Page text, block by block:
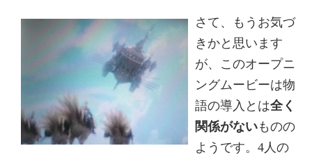
さて、もうお気づ
きかと思います
が、このオープニ
ングムービーは物
語の導入とは全く
関係がないものの
ようです。4人の